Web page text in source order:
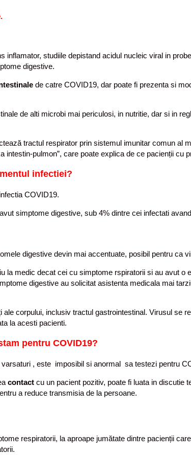
studiile depistand acidul nucleic viral in
digestive.
de catre COVID19, dar poate fi prezenta si
de alti microbi mai periculosi, in nutritie, dar si in
tractul respirator prin sistemul imunitar comun al
pulmon”, care poate explica de ce pacienții cu
infectiei?
COVID19.
simptome digestive, sub 4% dintre cei infectati
digestive devin mai accentuate, posibil pentru ca
medic decat cei cu simptome rspiratorii si au avut o
digestive au solicitat asistenta medicala mai
corpului, inclusiv tractul gastrointestinal. Virusul se
la acesti pacienti.
pentru COVID19?
varsaturi , este imposibil si anormal sa testezi pentru
contact cu un pacient pozitiv, poate fi luata in discutie
a reduce transmisia de la persoane.
respiratorii, la aproape jumătate dintre pacienții